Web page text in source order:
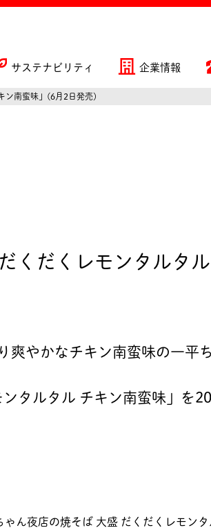
サステナビリティ 企業情報
ン南蛮味」(6月2日発売)
くだくレモンタルタル
爽やかなチキン南蛮味の一平
タルタル チキン南蛮味」を
ん夜店の焼そば 大盛 だくだくレモンタ